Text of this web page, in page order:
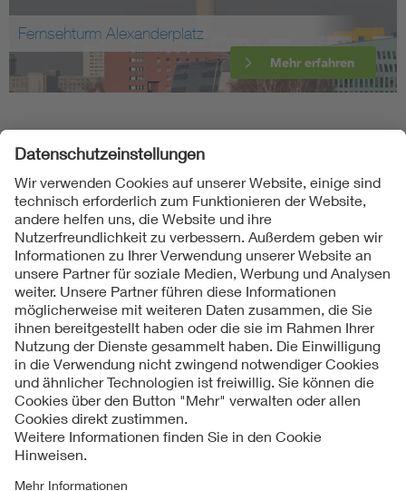
Fernsehturm Alexanderplatz
Mehr erfahren
Folgen Sie uns
Kontakte
Service
Impressum
Datenschutzinformationen
Cookie Hinweise